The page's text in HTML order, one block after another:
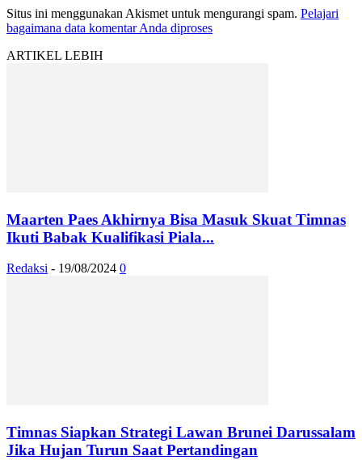
Situs ini menggunakan Akismet untuk mengurangi spam. Pelajari
bagaimana data komentar Anda diproses
ARTIKEL LEBIH
Maarten Paes Akhirnya Bisa Masuk Skuat Timnas
Ikuti Babak Kualifikasi Piala...
Redaksi - 19/08/2024 0
Timnas Siapkan Strategi Lawan Brunei Darussalam
Jika Hujan Turun Saat Pertandingan